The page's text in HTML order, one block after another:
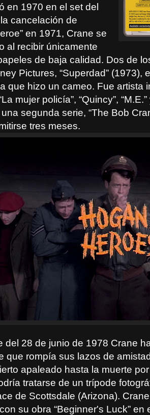
en 1970 en el set del
cancelación de
en 1971, Crane se
al recibir únicamente
de baja calidad. Dos de
Pictures, “Superdad” (1973),
que hizo un cameo. Fue artista
mujer policía”, “Quincy”,
segunda serie, “The Bob
tres meses.
del 28 de junio de 1978 Crane
que rompía sus lazos de
apaleado hasta la muerte
tratarse de un trípode
de Scottsdale (Arizona).
su obra “Beginner's Luck” en